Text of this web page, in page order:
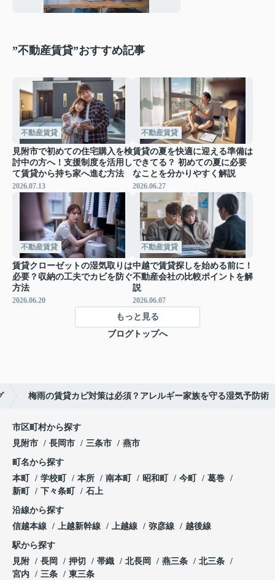
”不動産賃貸”おすすめ記事
不動産賃貸
見附市で初めての住宅購入を検
討中の方へ！支援制度を活用し
て賃貸から持ち家へ進む方法
2026.07.13
不動産賃貸
賃貸の夏を快適に迎える準備は
できてる？ 初めての夏に必要
なことを分かりやすく解説
2026.06.27
不動産賃貸
賃貸クローゼットの湿気取りは
必要？収納の工夫でカビを防ぐ
方法
2026.06.20
不動産賃貸
中越で賃貸探しを始める前に！
不動産会社の比較ポイントを解
説
2026.06.07
もっと見る
ブログトップへ
梅雨の賃貸カビ対策は必須？アレルギー家族を守る湿気予防術
市区町村から探す
見附市
長岡市 三条市 燕市
町名から探す
本町
学校町 本所 南本町 昭和町 今町
葛巻
新町
下々条町 石上
沿線から探す
信越本線
上越新幹線 上越線 弥彦線 越後線
駅から探す
見附
長岡 押切 帯織 北長岡 燕三条
北三条
宮内
三条 東三条